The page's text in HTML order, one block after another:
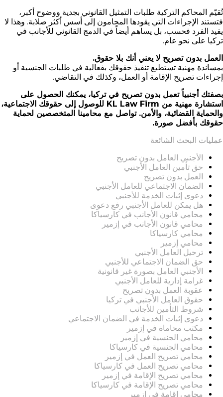
تُقيّم المحاكم التركية طلبات التمثيل القانوني بجدية ووضوح أكبر،
فتستند الإجراءات التي يقودها المحامون إلى أسس أكثر صلابة. وهذا لا
يفيد الفرد فحسب، بل يساهم أيضاً في الدمج القانوني للأجانب في
تركيا على نحو عام.
العمل بدون تصريح لا يعني أنك بلا حقوق.
بمساندة مهنية تستطيع تنفيذ حقوقك بفعالية في طلبات الجنسية أو
إجراءات تصريح الإقامة أو العمل، وكذلك في التقاضي.
بصفتك أجنبياً تعمل بدون تصريح في تركيا، يمكنك الحصول على
استشارة مهنية من KL Law Firm للوصول إلى حقوقك الاجتماعية،
والحماية القضائية، والأمن. تواصل مع محامينا المتخصصين لحماية
حقوقك بأفضل صورة.
عمليات البحث الشائعة
الأجنبي العامل بدون تصريح
حق تأمين العامل الأجنبي
العمل بدون تصريح
الضمان الاجتماعي للعامل الأجنبي
دعوى إثبات الخدمة للأجنبي
هل يمكن للعامل الأجنبي رفع دعوى
محامي قانون الأجانب في كارسياكا
محامي قانون الأجانب في إزمير
محامي كارسياكا
محامي إزمير
ترحيل العامل الأجنبي
حق الضمان الاجتماعي للأجنبي
الأجنبي العامل بصورة غير قانونية
غرامة إدارية للعامل الأجنبي
عقوبة العمل بدون تصريح
حقوق العامل الأجنبي في تركيا
شروط التأمين للأجانب
دعوى إثبات الخدمة في الضمان الاجتماعي
مكتب محاماة في إزمير
محامي الجنسية في إزمير
محامي الجنسية في كارسياكا
محامي تصريح العمل في إزمير
محامي تصريح العمل في كارسياكا
محامي تصريح الإقامة في إزمير
محامي تصريح الإقامة في كارسياكا
محامي إقامة في إزمير